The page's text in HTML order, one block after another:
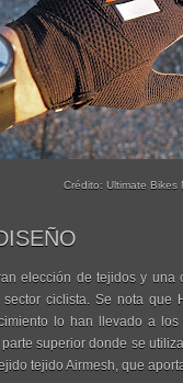
Crédito: Ultimate Bikes
elección de tejidos y
ciclista. Se nota
lo han llevado a
superior donde se
tejido Airmesh, que